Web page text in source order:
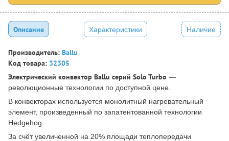
Описание Характеристики Наличие
Производитель: Ballu
Код товара: 32305
Электрический конвектор Ballu серий Solo Turbo —
революционные технологии по доступной цене.
В конвекторах используется монолитный нагревательный
элемент, произведенный по запатентованной технологии
Hedgehog.
За счёт увеличенной на 20% площади теплопередачи